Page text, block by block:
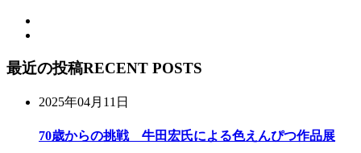
最近の投稿RECENT POSTS
2025年04月11日
70歳からの挑戦 牛田宏氏による色えんぴつ作品展